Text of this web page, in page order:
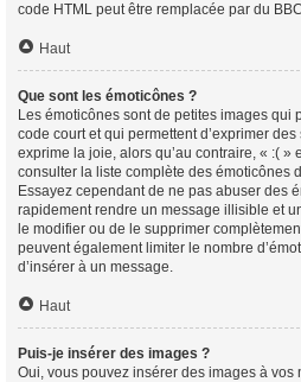
code HTML peut être remplacée par du
Haut
Que sont les émoticônes ?
Les émoticônes sont de petites images qui
code court et qui permettent d’exprimer
exprime la joie, alors qu’au contraire, « :( »
consulter la liste complète des émoticônes
Essayez cependant de ne pas abuser des
rapidement rendre un message illisible et
le modifier ou de le supprimer
peuvent également limiter le nombre
d’insérer à un message.
Haut
Puis-je insérer des images ?
Oui, vous pouvez insérer des images à